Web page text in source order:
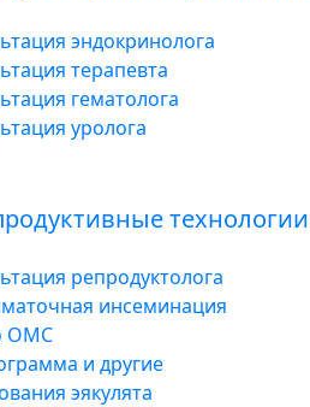
эндокринолога
терапевта
гематолога
уролога
технологии
репродуктолога
инсеминация
ОМС
и другие
эякулята